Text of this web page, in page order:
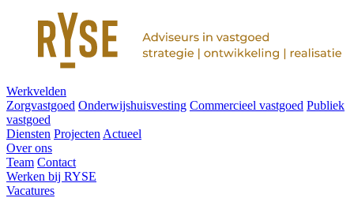
Werkvelden
Zorgvastgoed Onderwijshuisvesting Commercieel vastgoed Publiek
vastgoed
Diensten Projecten Actueel
Over ons
Team Contact
Werken bij RYSE
Vacatures